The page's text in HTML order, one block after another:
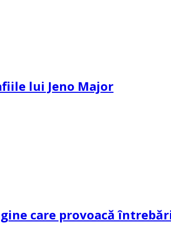
lui Jeno Major
care provoacă